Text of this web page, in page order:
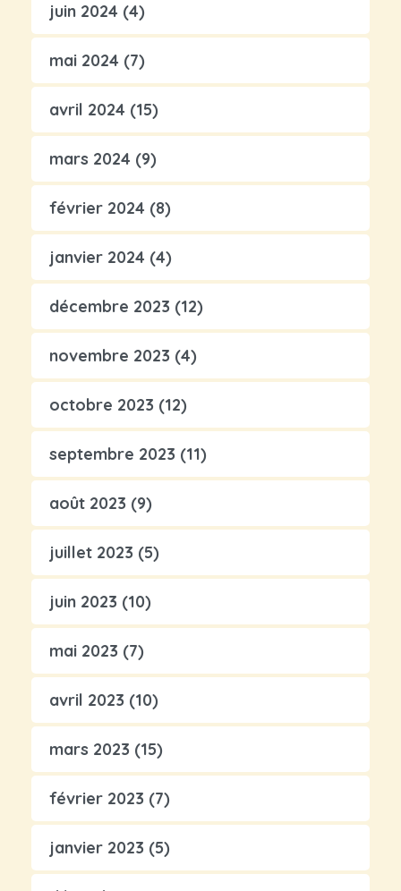
juin 2024 (4)
mai 2024 (7)
avril 2024 (15)
mars 2024 (9)
février 2024 (8)
janvier 2024 (4)
décembre 2023 (12)
novembre 2023 (4)
octobre 2023 (12)
septembre 2023 (11)
août 2023 (9)
juillet 2023 (5)
juin 2023 (10)
mai 2023 (7)
avril 2023 (10)
mars 2023 (15)
février 2023 (7)
janvier 2023 (5)